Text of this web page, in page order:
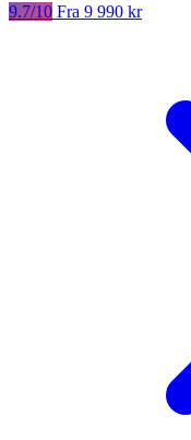
9.7/10 Fra 9 990 kr